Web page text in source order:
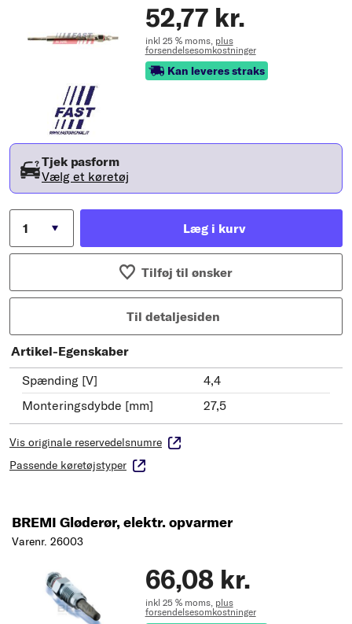
52,77 kr.
inkl 25 % moms, plus
forsendelsesomkostninger
Kan leveres straks
Tjek pasform
Vælg et køretøj
Læg i kurv
Tilføj til ønsker
Til detaljesiden
Artikel-Egenskaber
Spænding [V]
4,4
Monteringsdybde [mm]
27,5
Vis originale reservedelsnumre
Passende køretøjstyper
BREMI Gløderør, elektr. opvarmer
Varenr. 26003
66,08 kr.
inkl 25 % moms, plus
forsendelsesomkostninger